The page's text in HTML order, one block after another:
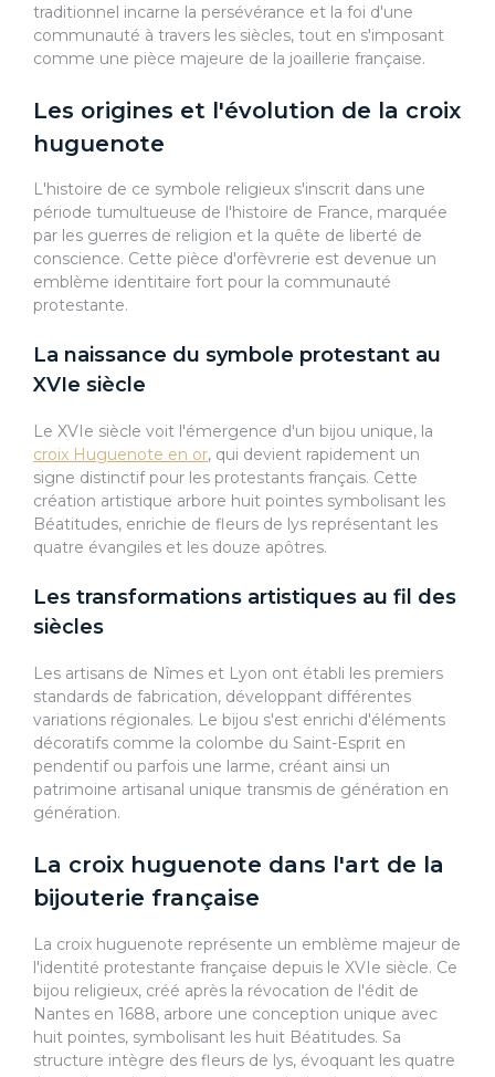
traditionnel incarne la persévérance et la foi d'une
communauté à travers les siècles, tout en s'imposant
comme une pièce majeure de la joaillerie française.
Les origines et l'évolution de la croix
huguenote
L'histoire de ce symbole religieux s'inscrit dans une
période tumultueuse de l'histoire de France, marquée
par les guerres de religion et la quête de liberté de
conscience. Cette pièce d'orfèvrerie est devenue un
emblème identitaire fort pour la communauté
protestante.
La naissance du symbole protestant au
XVIe siècle
Le XVIe siècle voit l'émergence d'un bijou unique, la
croix Huguenote en or, qui devient rapidement un
signe distinctif pour les protestants français. Cette
création artistique arbore huit pointes symbolisant les
Béatitudes, enrichie de fleurs de lys représentant les
quatre évangiles et les douze apôtres.
Les transformations artistiques au fil des
siècles
Les artisans de Nîmes et Lyon ont établi les premiers
standards de fabrication, développant différentes
variations régionales. Le bijou s'est enrichi d'éléments
décoratifs comme la colombe du Saint-Esprit en
pendentif ou parfois une larme, créant ainsi un
patrimoine artisanal unique transmis de génération en
génération.
La croix huguenote dans l'art de la
bijouterie française
La croix huguenote représente un emblème majeur de
l'identité protestante française depuis le XVIe siècle. Ce
bijou religieux, créé après la révocation de l'édit de
Nantes en 1688, arbore une conception unique avec
huit pointes, symbolisant les huit Béatitudes. Sa
structure intègre des fleurs de lys, évoquant les quatre